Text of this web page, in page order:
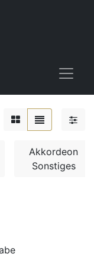
Akkordeon
Sonstiges